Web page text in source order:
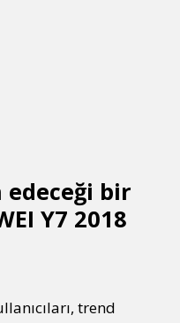
bir
Y7 2018
trend